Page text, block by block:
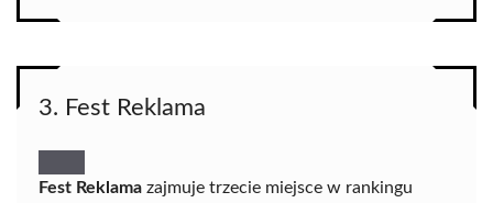
3. Fest Reklama
Fest Reklama zajmuje trzecie miejsce w rankingu